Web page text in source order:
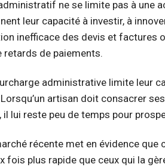
ne se limite pas à une
leur capacité à investir, à
inefficace des devis et factures
retards de paiements.
administrative limite leur
artisan doit consacrer
il lui reste peu de temps pour
récente met en évidence
fois plus rapide que ceux qui la